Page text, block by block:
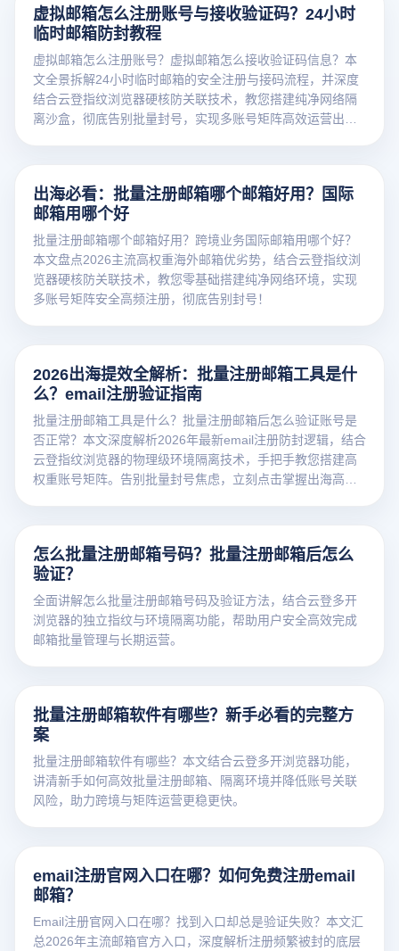
虚拟邮箱怎么注册账号与接收验证码？24小时
临时邮箱防封教程
虚拟邮箱怎么注册账号？虚拟邮箱怎么接收验证码信息？本
文全景拆解24小时临时邮箱的安全注册与接码流程，并深度
结合云登指纹浏览器硬核防关联技术，教您搭建纯净网络隔
离沙盒，彻底告别批量封号，实现多账号矩阵高效运营出
出海必看：批量注册邮箱哪个邮箱好用？国际
邮箱用哪个好
批量注册邮箱哪个邮箱好用？跨境业务国际邮箱用哪个好？
本文盘点2026主流高权重海外邮箱优劣势，结合云登指纹浏
览器硬核防关联技术，教您零基础搭建纯净网络环境，实现
多账号矩阵安全高频注册，彻底告别封号！
2026出海提效全解析：批量注册邮箱工具是什
么？email注册验证指南
批量注册邮箱工具是什么？批量注册邮箱后怎么验证账号是
否正常？本文深度解析2026年最新email注册防封逻辑，结合
云登指纹浏览器的物理级环境隔离技术，手把手教您搭建高
权重账号矩阵。告别批量封号焦虑，立刻点击掌握出海高效
怎么批量注册邮箱号码？批量注册邮箱后怎么
验证？
全面讲解怎么批量注册邮箱号码及验证方法，结合云登多开
浏览器的独立指纹与环境隔离功能，帮助用户安全高效完成
邮箱批量管理与长期运营。
批量注册邮箱软件有哪些？新手必看的完整方
案
批量注册邮箱软件有哪些？本文结合云登多开浏览器功能，
讲清新手如何高效批量注册邮箱、隔离环境并降低账号关联
风险，助力跨境与矩阵运营更稳更快。
email注册官网入口在哪？如何免费注册email
邮箱？
Email注册官网入口在哪？找到入口却总是验证失败？本文汇
总2026年主流邮箱官方入口，深度解析注册频繁被封的底层